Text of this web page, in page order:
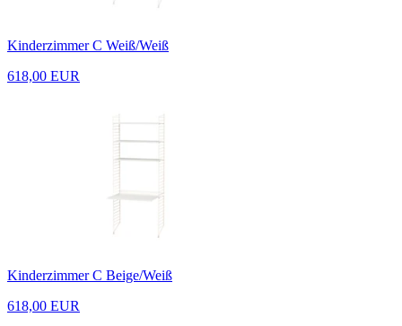
Kinderzimmer C Weiß/Weiß
618,00 EUR
Kinderzimmer C Beige/Weiß
618,00 EUR